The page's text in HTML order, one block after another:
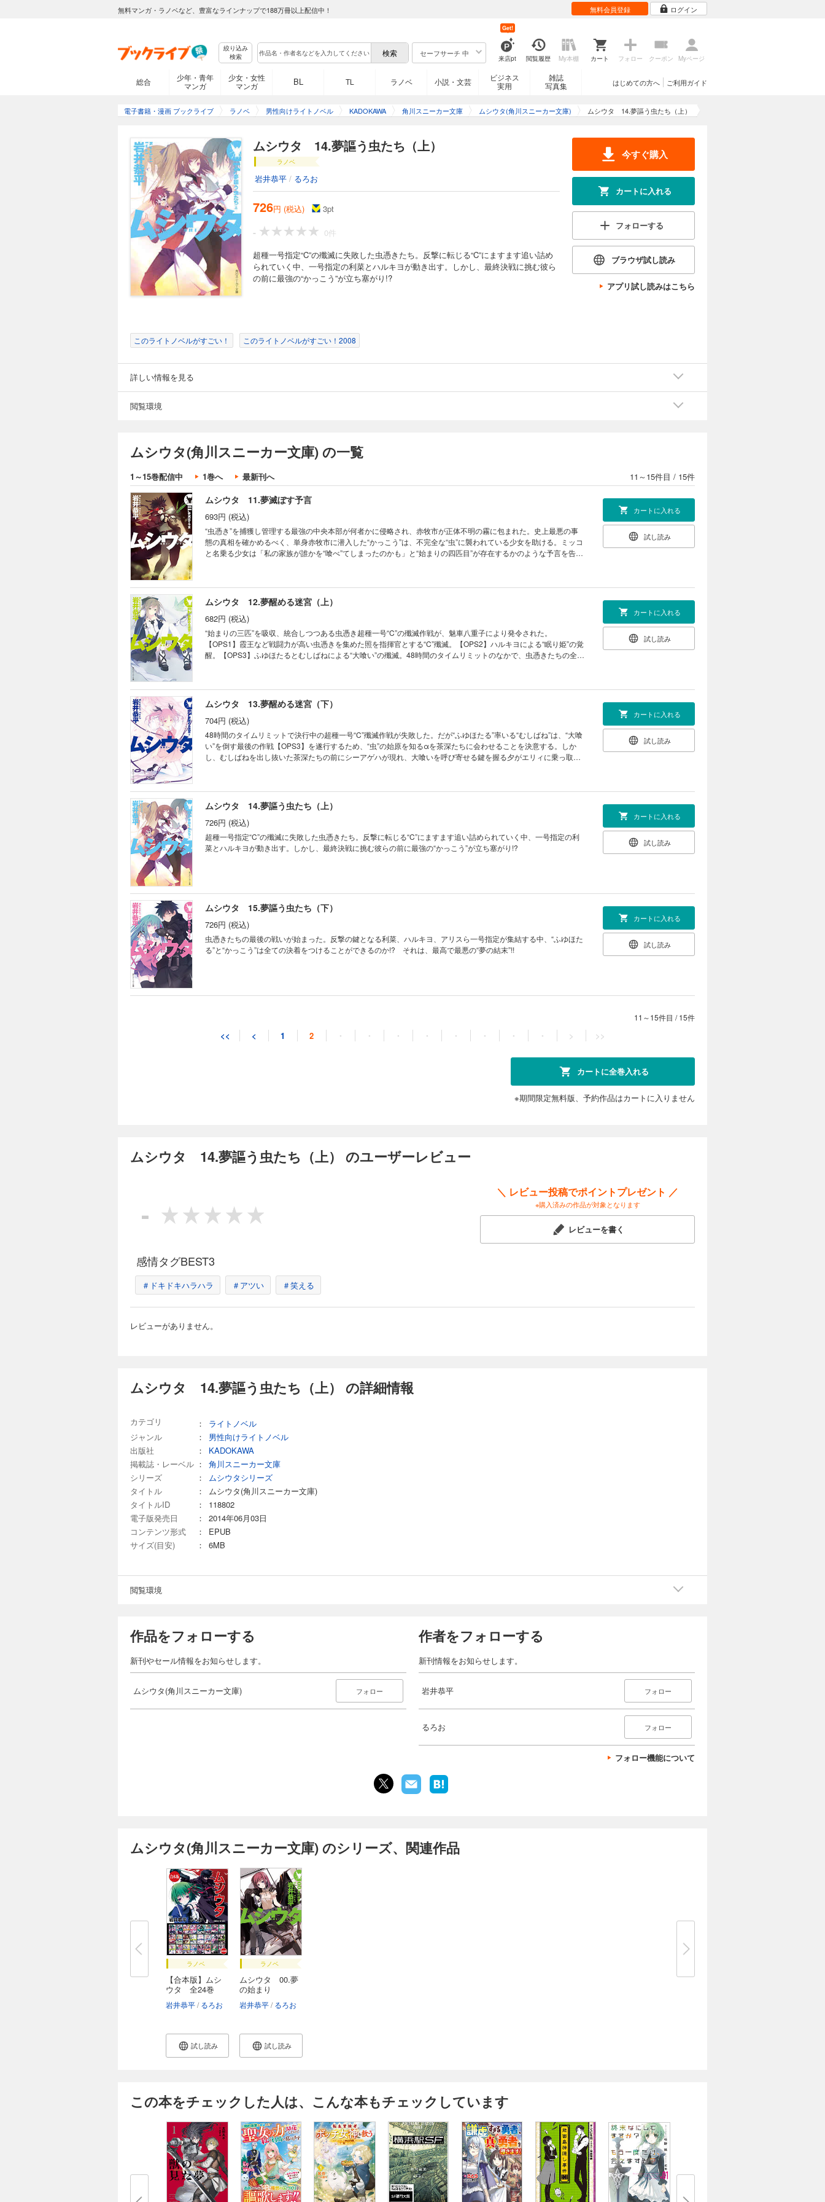
無料マンガ・ラノベなど、豊富なラインナップで188万冊以上配信中！ 無料会員登録 ログイン
絞り込み
検索
セーフサーチ 中
来店pt
Get!
閲覧履歴 My本棚 カート フォロー クーポン Myページ
総合
少年・青年
マンガ
少女・女性
マンガ
BL TL ラノベ 小説・文芸
ビジネス
実用
雑誌
写真集
ご利用ガイド
はじめての方へ
電子書籍・漫画 ブックライブ ラノベ 男性向けライトノベル KADOKAWA 角川スニーカー文庫 ムシウタ(角川スニーカー文庫) ムシウタ 14.夢謳う虫たち（上）
ムシウタ 14.夢謳う虫たち（上）
ラノベ
岩井恭平 / るろお
726円 (税込) 3pt
-
0件
超種一号指定“C”の殲滅に失敗した虫憑きたち。反撃に転じる“C”にますます追い詰め
られていく中、一号指定の利菜とハルキヨが動き出す。しかし、最終決戦に挑む彼ら
の前に最強の“かっこう”が立ち塞がり!?
今すぐ購入
カートに入れる
フォローする
ブラウザ試し読み
アプリ試し読みはこちら
このライトノベルがすごい！ このライトノベルがすごい！2008
詳しい情報を見る
閲覧環境
ムシウタ(角川スニーカー文庫) の一覧
1～15巻配信中 1巻へ 最新刊へ 11～15件目 / 15件
693円 (税込)
ガッパを身にまとい、ホッケースティックを背負った少女・戌子によって崩壊した。極秘機関“特環”のスカウトで
ある彼女は、鯱人を一流の戦士に育てると宣言し、地獄の特訓を開始する。だが街はかつて“かっこう”が殲滅した
はずの“浸父”の影が――それは戦い続ける魂がその全てを伝えた、最高で最悪の個人授業！
ムシウタ 07.夢遊ぶ魔王
715円 (税込)
使が舞い降りる電波塔……愛恋に引きずられるまま、街を脅かす“魔王”の痕跡を取材するうち、有夏月は“かっこ
う”すら知らない世界の危機のただ中にいた！ ――それは電波的な彼女による、最高で最悪の大スクープ！
ムシウタ 08.夢時めく刻印
715円 (税込)
“大喰い”との激戦により、自らの虫を暴走させてしまった“かっこう”こと薬屋大助は隔離施設を破壊、負傷しながら
も脱出する。二人の少女が営む“便利屋きらり☆”に保護された大助だが、街は未知の“同化型の虫憑き”誕生を察知し
た特環・殲滅班の監視下にあった。さらにその街からは奇妙なおまじない“コアトルヘッド”のブームが全国に広が
りつつあり――それは、さまよう獣たちが取り戻す、最高で最悪のロスト・メモリーズ！
カートに入れる
試し読み
ムシウタ 09.夢贖う魔法使い
支援者となった彼女と共に、この国の経済を激変させた三つの転機“エンクロージャー”“バブル”“パラダイムシフ
ト”の全ての原因“始原の虫憑き”を落札すべく、命を賭けたオークションに参加する――虫の“根源（ルーツ）”を見
ついには“神”として崇めるようになる。そしてウソを完成させるため、ついにはハルキヨや杏本詩歌を生け贄に捧
げることになり──。今、虫憑き世界を揺るがすトリガーが引かれる！
カートに入れる
ムシウタ 11.夢滅ぼす予言
693円 (税込)
“虫憑き”を捕獲し管理する最強の中央本部が何者かに侵略され、赤牧市が正体不明の霧に包まれた。史上最悪の事
態の真相を確かめるべく、単身赤牧市に潜入した“かっこう”は、不完全な“虫”に襲われている少女を助ける。ミッコ
と名乗る少女は「私の家族が誰かを“喰べ”てしまったのかも」と“始まりの四匹目”が存在するかのような予言を告げ
カートに入れる
試し読み
ムシウタ 12.夢醒める迷宮（上）
682円 (税込)
“始まりの三匹”を吸収、統合しつつある虫憑き超種一号“C”の殲滅作戦が、魅車八重子により発令された。
【OPS1】霞王など戦闘力が高い虫憑きを集めた照を指揮官とする“C”殲滅。【OPS2】ハルキヨによる“眠り姫”の覚
醒。【OPS3】ふゆほたるとむしばねによる“大喰い”の殲滅。48時間のタイムリミットのなかで、虫憑きたちの全勢
カートに入れる
試し読み
ムシウタ 13.夢醒める迷宮（下）
704円 (税込)
48時間のタイムリミットで決行中の超種一号“C”殲滅作戦が失敗した。だが“ふゆほたる”率いる“むしばね”は、“大喰
い”を倒す最後の作戦【OPS3】を遂行するため、“虫”の始原を知るαを茶深たちに会わせることを決意する。しか
し、むしばねを出し抜いた茶深たちの前にシーアゲハが現れ、大喰いを呼び寄せる鍵を握る夕がエリィに乗っ取ら
カートに入れる
試し読み
ムシウタ 14.夢謳う虫たち（上）
726円 (税込)
超種一号指定“C”の殲滅に失敗した虫憑きたち。反撃に転じる“C”にますます追い詰められていく中、一号指定の利
菜とハルキヨが動き出す。しかし、最終決戦に挑む彼らの前に最強の“かっこう”が立ち塞がり!?
カートに入れる
試し読み
ムシウタ 15.夢謳う虫たち（下）
726円 (税込)
虫憑きたちの最後の戦いが始まった。反撃の鍵となる利菜、ハルキヨ、アリスら一号指定が集結する中、“ふゆほた
る”と“かっこう”は全ての決着をつけることができるのか!? それは、最高で最悪の“夢の結末”!!
カートに入れる
試し読み
11～15件目 /15件
<< < 1 2 ・ ・ ・ ・ ・ ・ ・ ・ > >>
カートに全巻入れる
※期間限定無料版、予約作品はカートに入りません
ムシウタ 14.夢謳う虫たち（上） のユーザーレビュー
-
＼ レビュー投稿でポイントプレゼント ／
※購入済みの作品が対象となります
レビューを書く
感情タグBEST3
＃ドキドキハラハラ ＃アツい ＃笑える
レビューがありません。
ムシウタ 14.夢謳う虫たち（上） の詳細情報
カテゴリ ：
ライトノベル
ジャンル
：
男性向けライトノベル
出版社
：
KADOKAWA
掲載誌・レーベル ：
角川スニーカー文庫
シリーズ
：
ムシウタシリーズ
タイトル
：
ムシウタ(角川スニーカー文庫)
タイトルID
：
118802
電子版発売日
：
2014年06月03日
コンテンツ形式
：
EPUB
サイズ(目安)
： 6MB
閲覧環境
作品をフォローする
新刊やセール情報をお知らせします。
ムシウタ(角川スニーカー文庫) フォロー
作者をフォローする
新刊情報をお知らせします。
岩井恭平 フォロー
るろお フォロー
フォロー機能について
ムシウタ(角川スニーカー文庫) のシリーズ、関連作品
ラノベ
【合本版】ムシ
ウタ 全24巻
岩井恭平 るろお
試し読み
ラノベ
ムシウタ 00.夢
の始まり
岩井恭平 るろお
試し読み
この本をチェックした人は、こんな本もチェックしています